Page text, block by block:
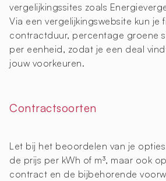
vergelijkingssites zoals
Via een vergelijkingswebsite kun je
contractduur, percentage groene
per eenheid, zodat je een deal
jouw voorkeuren.
Contractsoorten
Let bij het beoordelen van je
de prijs per kWh of m³, maar ook
contract en de bijbehorende